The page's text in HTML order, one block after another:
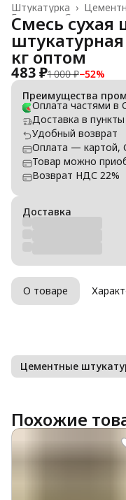
Штукатурка ›
Главная
Смесь сухая
кг оптом
483 ₽1 000 ₽−52%
Преимущества
Оплата частями в
Доставка в
Удобный возврат
Оплата — картой,
Товар можно
Возврат НДС 22%
Доставка
О товаре
Цементные
Похожие